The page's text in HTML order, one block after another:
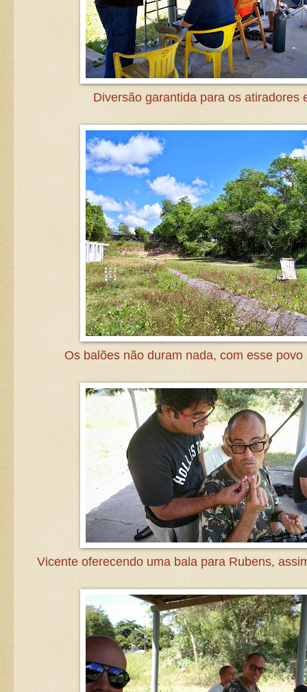
Diversão garantida para os atiradores
Os balões não duram nada, com esse povo
Vicente oferecendo uma bala para Rubens,